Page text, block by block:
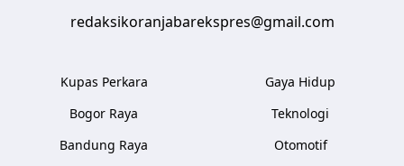
redaksikoranjabarekspres@gmail.com
Kupas Perkara
Bogor Raya
Bandung Raya
Gaya Hidup
Teknologi
Otomotif